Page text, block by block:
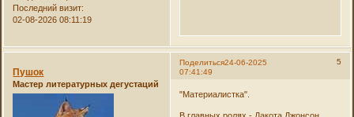
Последний визит:
02-08-2026 08:11:19
Поделиться 5
24-06-2025
07:41:49
Пушок
Мастер литературных дегустаций
"Материалистка".